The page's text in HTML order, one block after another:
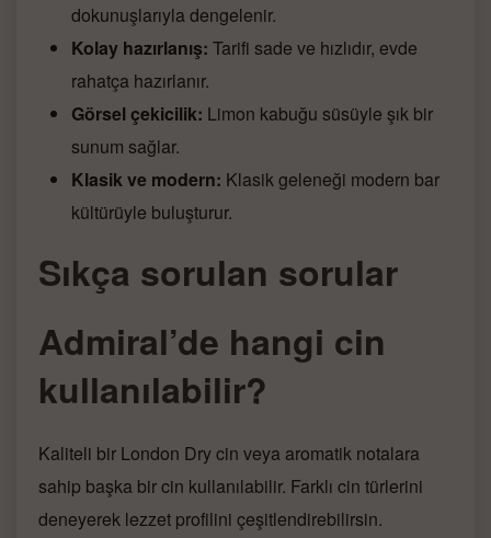
dokunuşlarıyla dengelenir.
Kolay hazırlanış: Tarifi sade ve hızlıdır, evde
rahatça hazırlanır.
Görsel çekicilik: Limon kabuğu süsüyle şık bir
sunum sağlar.
Klasik ve modern: Klasik geleneği modern bar
kültürüyle buluşturur.
Sıkça sorulan sorular
Admiral’de hangi cin
kullanılabilir?
Kaliteli bir London Dry cin veya aromatik notalara
sahip başka bir cin kullanılabilir. Farklı cin türlerini
deneyerek lezzet profilini çeşitlendirebilirsin.